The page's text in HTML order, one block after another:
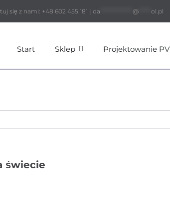
nami: +48 602 455 181 | da @ ol.pl
Start Sklep Projektowanie PV
świecie